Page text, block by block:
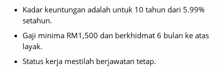
Kadar keuntungan adalah untuk 10 tahun dari 5.99%
setahun.
Gaji minima RM1,500 dan berkhidmat 6 bulan ke atas
layak.
Status kerja mestilah berjawatan tetap.